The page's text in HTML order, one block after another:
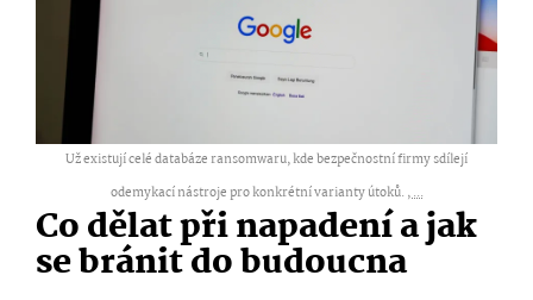
Už existují celé databáze ransomwaru, kde bezpečnostní firmy sdílejí
odemykací nástroje pro konkrétní varianty útoků. ,...
Co dělat při napadení a jak
se bránit do budoucna